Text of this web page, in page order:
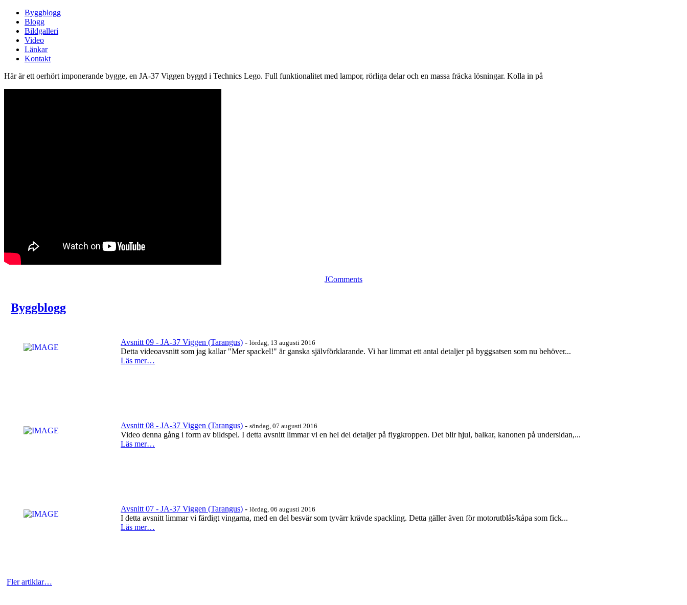
Byggblogg
Blogg
Bildgalleri
Video
Länkar
Kontakt
Här är ett oerhört imponerande bygge, en JA-37 Viggen byggd i Technics Lego. Full funktionalitet med lampor, rörliga delar och en massa fräcka lösningar. Kolla in på
JComments
Byggblogg
Avsnitt 09 - JA-37 Viggen (Tarangus) - lördag, 13 augusti 2016
Detta videoavsnitt som jag kallar "Mer spackel!" är ganska självförklarande. Vi har limmat ett antal detaljer på byggsatsen som nu behöver...
Läs mer…
Avsnitt 08 - JA-37 Viggen (Tarangus) - söndag, 07 augusti 2016
Video denna gång i form av bildspel. I detta avsnitt limmar vi en hel del detaljer på flygkroppen. Det blir hjul, balkar, kanonen på undersidan,...
Läs mer…
Avsnitt 07 - JA-37 Viggen (Tarangus) - lördag, 06 augusti 2016
I detta avsnitt limmar vi färdigt vingarna, med en del besvär som tyvärr krävde spackling. Detta gäller även för motorutblås/kåpa som fick...
Läs mer…
Fler artiklar…